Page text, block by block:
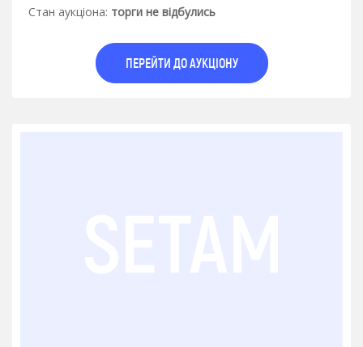
Стан аукцiона: торги не відбулись
ПЕРЕЙТИ ДО АУКЦІОНУ